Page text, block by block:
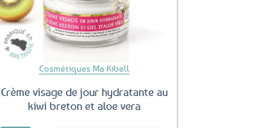
Cosmétiques Ma Kibell
Crème visage de jour hydratante au
kiwi breton et aloe vera